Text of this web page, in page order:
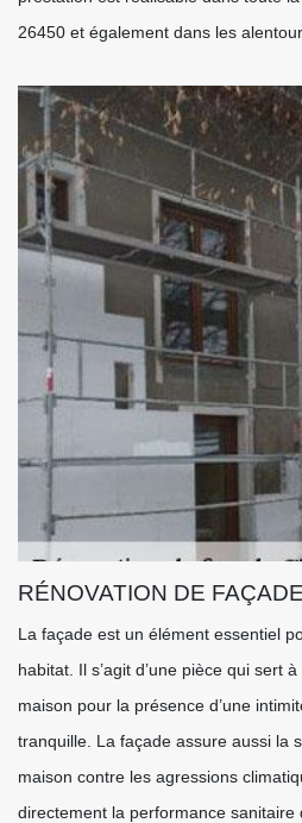
26450 et également dans les
RÉNOVATION DE FAÇADE
La façade est un élément essentiel
habitat. Il s’agit d’une pièce qui sert
maison pour la présence d’une
tranquille. La façade assure aussi la
maison contre les agressions
directement la performance sanitaire